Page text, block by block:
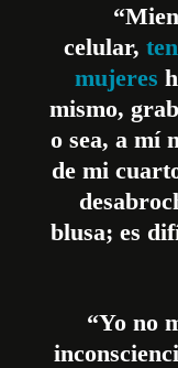
celular,
mujeres
mismo,
o sea, a mí
de mi
blusa; es
“Yo no